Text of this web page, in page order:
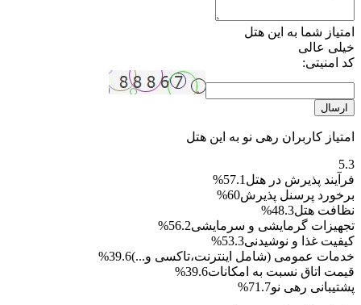
امتیاز شما به این هتل
خیلی عالی
کد امنیتی:
ارسال
امتیاز کاربران رهی نو به این هتل
5.3
فرآیند پذیرش در هتل 57.1%
برخورد پرسنل پذیرش60%
نظافت هتل48.3%
تجهیزات گرمایشی و سرمایشی56.2%
کیفیت غذا و نوشیدنی53.3%
خدمات عمومی (شامل اینترنت،تاکسی و...)39.6%
قیمت اتاق نسبت به امکانات39.6%
پشتیبانی رهی نو71.7%